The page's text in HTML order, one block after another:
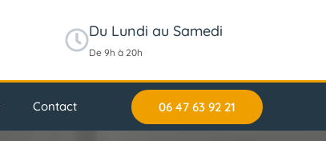
Du Lundi au Samedi
De 9h à 20h
Contact 06 47 63 92 21